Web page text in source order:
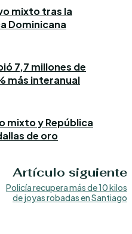
mixto tras la
Dominicana
7,7 millones de
más interanual
mixto y República
de oro
Artículo siguiente
Policía recupera más de 10 kilos
de joyas robadas en Santiago